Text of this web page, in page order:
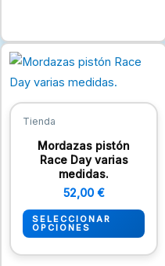
Tienda
Mordazas pistón
Race Day varias
medidas.
52,00 €
SELECCIONAR
OPCIONES
en